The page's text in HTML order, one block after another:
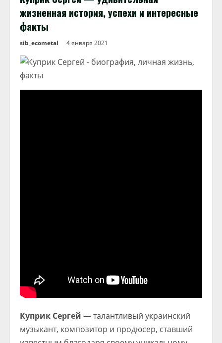
жизненная история, успехи и интересные
факты
sib_ecometal 4 января 2021
Куприк Сергей — талантливый украинский
музыкант, композитор и продюсер, ставший